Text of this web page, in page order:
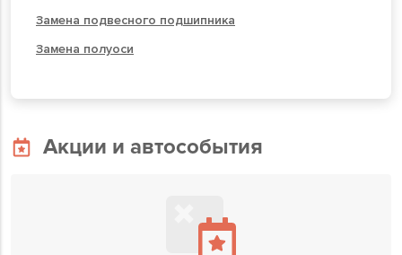
Замена подвесного подшипника
Замена полуоси
Акции и автособытия